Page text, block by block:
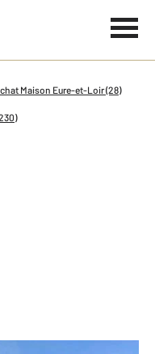
Maison Eure-et-Loir (28)